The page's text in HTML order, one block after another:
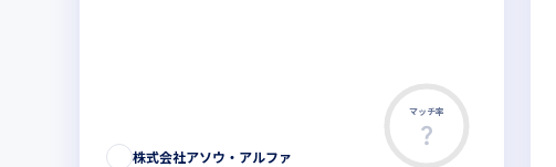
マッチ率
株式会社アソウ・アルファ